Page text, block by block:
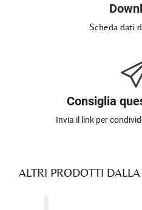
Scheda dati
Consiglia
Invia il link per
ALTRI PRODOTTI